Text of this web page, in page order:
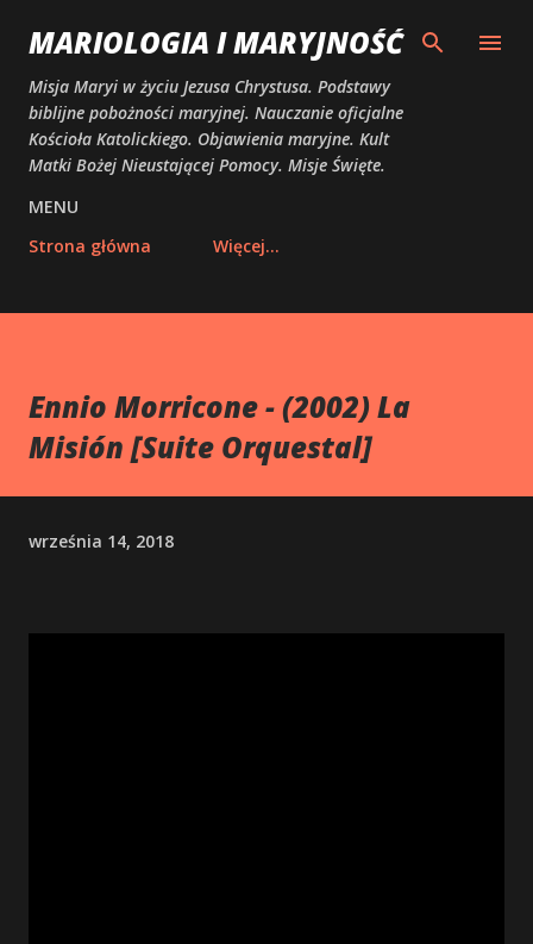
Przejdź do głównej zawartości
MARIOLOGIA I MARYJNOŚĆ
Misja Maryi w życiu Jezusa Chrystusa. Podstawy
biblijne pobożności maryjnej. Nauczanie oficjalne
Kościoła Katolickiego. Objawienia maryjne. Kult
Matki Bożej Nieustającej Pomocy. Misje Święte.
MENU
Strona główna
Więcej…
Ennio Morricone - (2002) La
Misión [Suite Orquestal]
września 14, 2018